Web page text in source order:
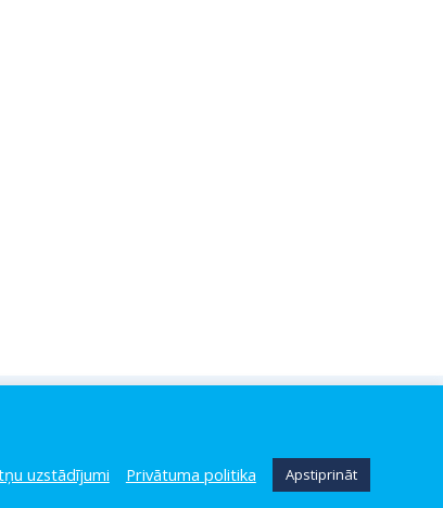
uzstādījumi Privātuma politika Apstiprināt